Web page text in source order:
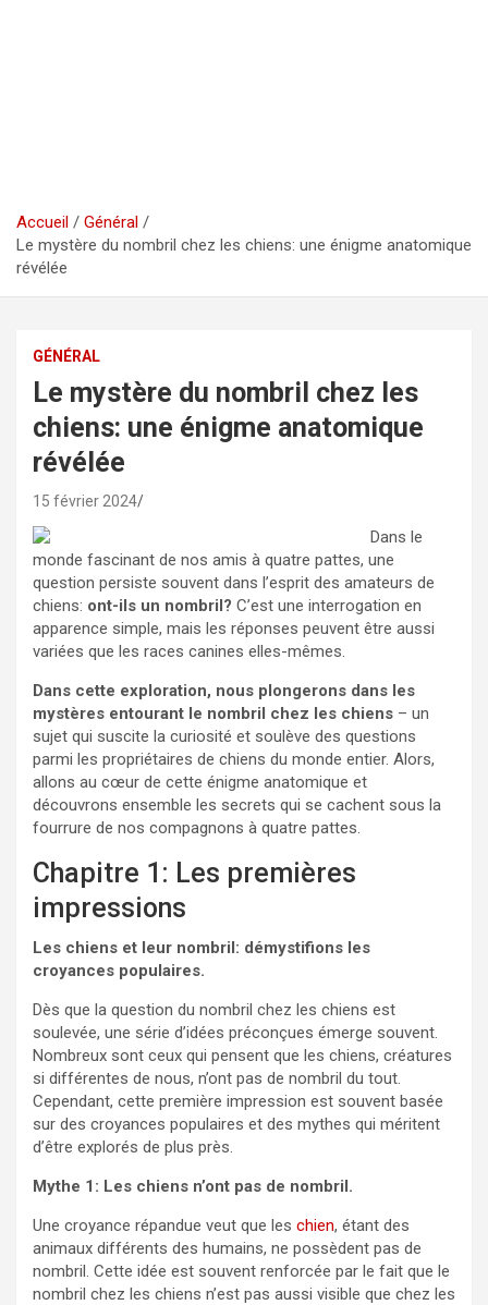
Accueil
Général
Le mystère du nombril chez les chiens: une énigme anatomique
révélée
GÉNÉRAL
Le mystère du nombril chez les
chiens: une énigme anatomique
révélée
15 février 2024
Dans le
monde fascinant de nos amis à quatre pattes, une
question persiste souvent dans l’esprit des amateurs de
chiens: ont-ils un nombril? C’est une interrogation en
apparence simple, mais les réponses peuvent être aussi
variées que les races canines elles-mêmes.
Dans cette exploration, nous plongerons dans les
mystères entourant le nombril chez les chiens – un
sujet qui suscite la curiosité et soulève des questions
parmi les propriétaires de chiens du monde entier. Alors,
allons au cœur de cette énigme anatomique et
découvrons ensemble les secrets qui se cachent sous la
fourrure de nos compagnons à quatre pattes.
Chapitre 1: Les premières
impressions
Les chiens et leur nombril: démystifions les
croyances populaires.
Dès que la question du nombril chez les chiens est
soulevée, une série d’idées préconçues émerge souvent.
Nombreux sont ceux qui pensent que les chiens, créatures
si différentes de nous, n’ont pas de nombril du tout.
Cependant, cette première impression est souvent basée
sur des croyances populaires et des mythes qui méritent
d’être explorés de plus près.
Mythe 1: Les chiens n’ont pas de nombril.
Une croyance répandue veut que les chien, étant des
animaux différents des humains, ne possèdent pas de
nombril. Cette idée est souvent renforcée par le fait que le
nombril chez les chiens n’est pas aussi visible que chez les